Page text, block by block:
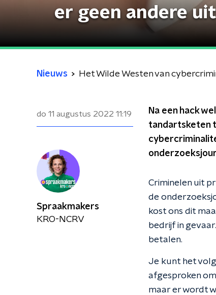
er geen andere
Nieuws Het Wilde Westen van
do 11 augustus 2022 11:19
Na een hack
tandartsketen
Criminelen uit
de
kost ons dit
bedrijf in
betalen.
Je kunt het
afgesproken
maar er wordt
Spraakmakers
KRO-NCRV